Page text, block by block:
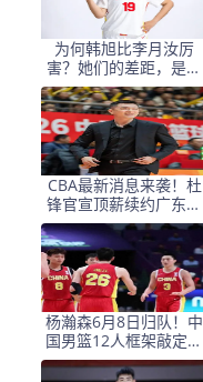
为何韩旭比李月汝厉
害？她们的差距，是张
子宇选秀顺位暴跌的原
因
CBA最新消息来袭！杜
锋官宣顶薪续约广东男
篮，杨鸣婉拒执教北控
杨瀚森6月8日归队！中
国男篮12人框架敲定，
锋线王牌竟是他？